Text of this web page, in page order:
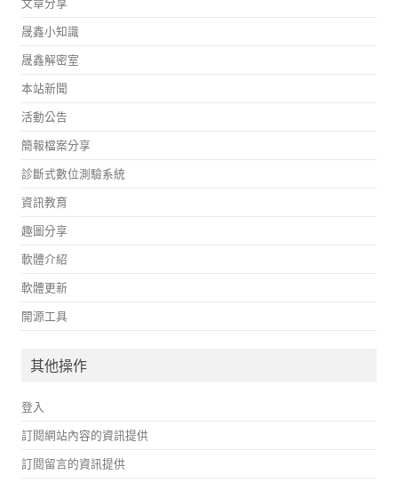
文章分享
晟鑫小知識
晟鑫解密室
本站新聞
活動公告
簡報檔案分享
診斷式數位測驗系統
資訊教育
趣圖分享
軟體介紹
軟體更新
開源工具
其他操作
登入
訂閱網站內容的資訊提供
訂閱留言的資訊提供